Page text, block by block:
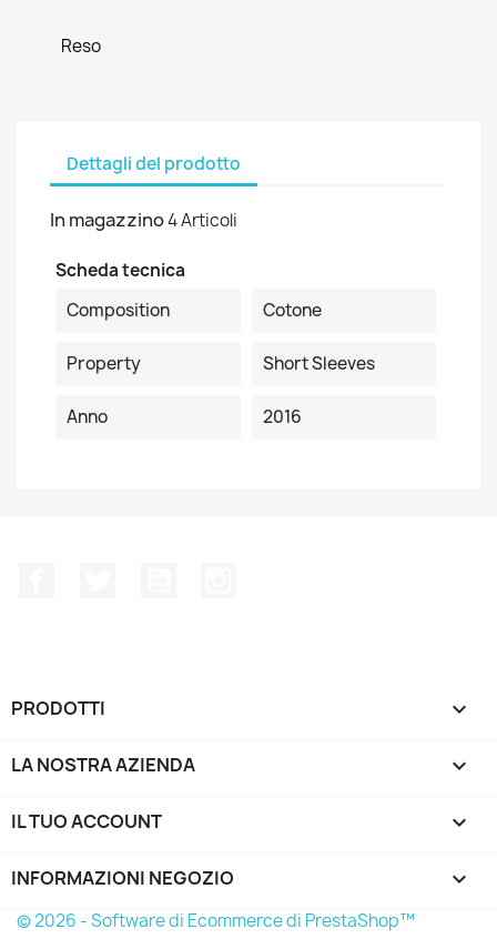
Reso
Dettagli del prodotto
In magazzino4 Articoli
Scheda tecnica
Composition
Cotone
Property Short Sleeves
Anno 2016
PRODOTTI 
LA NOSTRA AZIENDA 
IL TUO ACCOUNT 
INFORMAZIONI NEGOZIO keyboard_arrow_down
© 2026 - Software di Ecommerce di PrestaShop™